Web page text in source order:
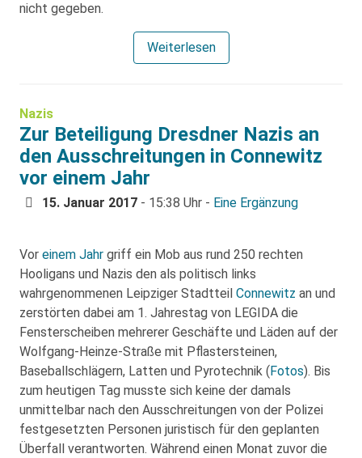
nicht gegeben.
Weiterlesen
Nazis
Zur Beteiligung Dresdner Nazis an
den Ausschreitungen in Connewitz
vor einem Jahr
15. Januar 2017 - 15:38 Uhr - Eine Ergänzung
Vor einem Jahr griff ein Mob aus rund 250 rechten
Hooligans und Nazis den als politisch links
wahrgenommenen Leipziger Stadtteil Connewitz an und
zerstörten dabei am 1. Jahrestag von LEGIDA die
Fensterscheiben mehrerer Geschäfte und Läden auf der
Wolfgang-Heinze-Straße mit Pflastersteinen,
Baseballschlägern, Latten und Pyrotechnik ( Fotos). Bis
zum heutigen Tag musste sich keine der damals
unmittelbar nach den Ausschreitungen von der Polizei
festgesetzten Personen juristisch für den geplanten
Überfall verantworten. Während einen Monat zuvor die